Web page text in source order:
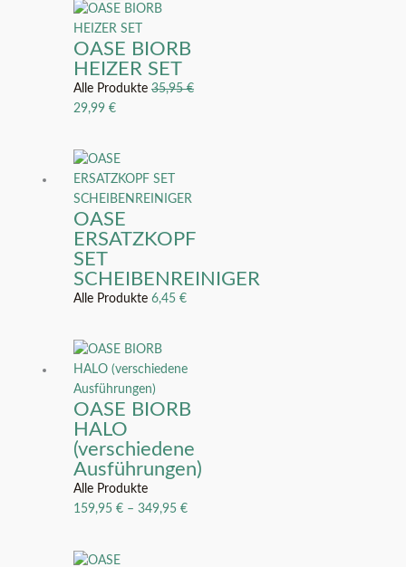
OASE BIORB
HEIZER SET
Alle Produkte35,95€
Preis
war:
35,95 €
29,99€
Preis
ist:
29,99 €.
OASE
ERSATZKOPF
SET
SCHEIBENREINIGER
Alle Produkte6,45€
OASE BIORB
HALO
(verschiedene
Ausführungen)
Alle Produkte
159,95€ –349,95€